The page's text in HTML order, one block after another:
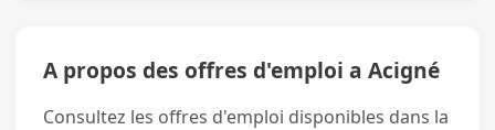
A propos des offres d'emploi a Acigné
Consultez les offres d'emploi disponibles dans la